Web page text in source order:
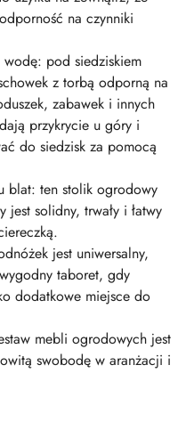
na czynniki
pod siedziskiem
z torbą odporną na
zabawek i innych
przykrycie u góry i
do siedzisk za pomocą
blat: ten stolik ogrodowy
solidny, trwały i łatwy
jest uniwersalny,
taboret, gdy
dodatkowe miejsce do
mebli ogrodowych jest
swobodę w aranżacji i